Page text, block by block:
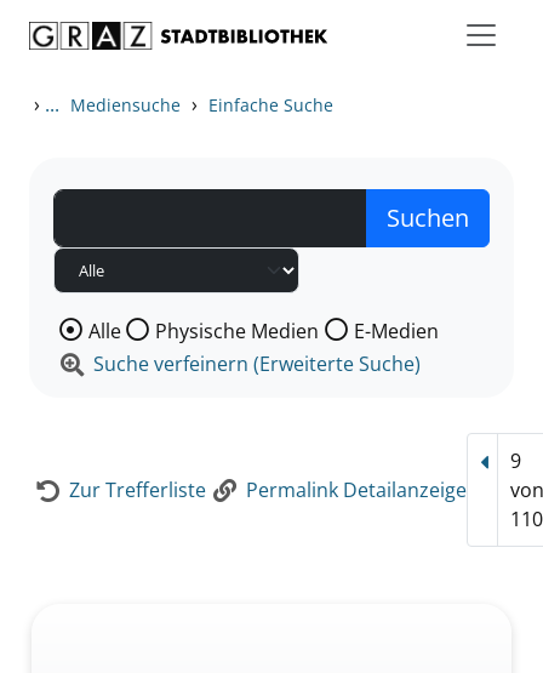
› ... Mediensuche › Einfache Suche
Wählen Sie die Medienart nach der Sie suchen wollen.
Alle Physische Medien
E-Medien
Suche verfeinern (Erweiterte Suche)
Zur Trefferliste Permalink Detailanzeige
9
von
110